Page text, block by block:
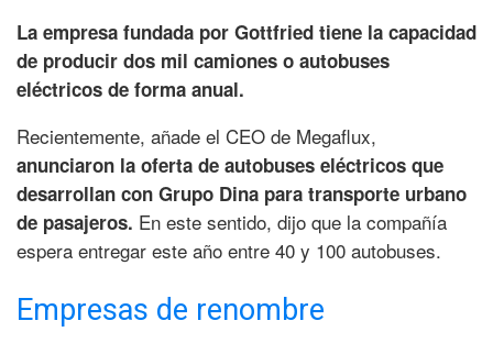
La empresa fundada por Gottfried tiene la capacidad
de producir dos mil camiones o autobuses
eléctricos de forma anual.
Recientemente, añade el CEO de Megaflux,
anunciaron la oferta de autobuses eléctricos que
desarrollan con Grupo Dina para transporte urbano
de pasajeros. En este sentido, dijo que la compañía
espera entregar este año entre 40 y 100 autobuses.
Empresas de renombre